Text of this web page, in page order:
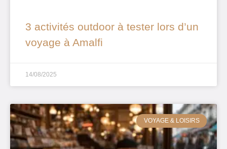
3 activités outdoor à tester lors d’un
voyage à Amalfi
14/08/2025
VOYAGE & LOISIRS